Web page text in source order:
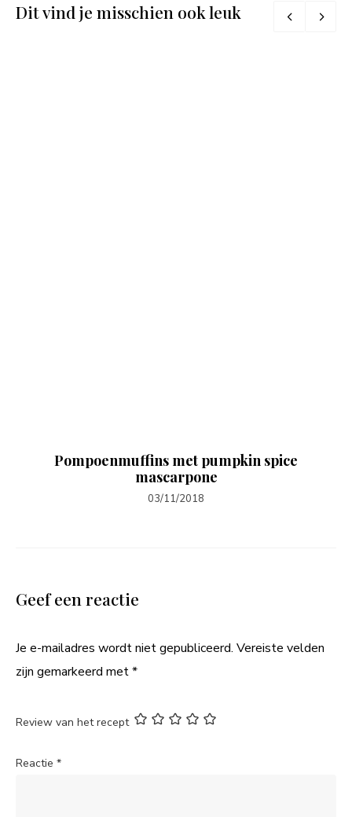
Dit vind je misschien ook leuk
Pompoenmuffins met pumpkin spice
mascarpone
03/11/2018
Geef een reactie
Je e-mailadres wordt niet gepubliceerd. Vereiste velden
zijn gemarkeerd met*
Review van het recept
Reactie *